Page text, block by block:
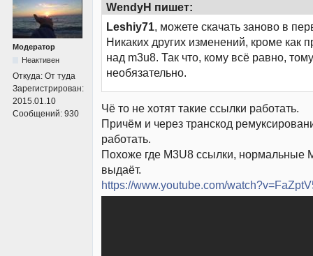
Модератор
Неактивен
Откуда: От туда
Зарегистрирован:
2015.01.10
Сообщений: 930
WendyH пишет:
Leshiy71, можете скачать заново в
Никаких других изменений, кроме как
над m3u8. Так что, кому всё равно,
необязательно.
Чё то не хотят такие ссылки работать.
Причём и через транскод
работать.
Похоже где M3U8 ссылки, нормальные
выдаёт.
https://www.youtube.com/